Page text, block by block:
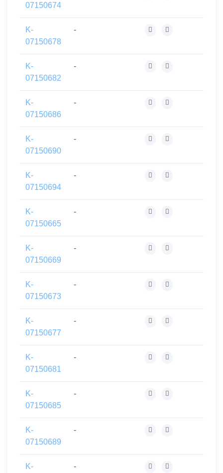
07150674
K-
07150678
-
K-
07150682
-
K-
07150686
-
K-
07150690
-
K-
07150694
-
K-
07150665
-
K-
07150669
-
K-
07150673
-
K-
07150677
-
K-
07150681
-
K-
07150685
-
K-
07150689
-
K- -